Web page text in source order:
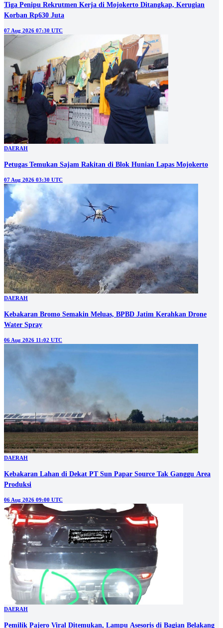
Tiga Penipu Rekrutmen Kerja di Mojokerto Ditangkap, Kerugian
Korban Rp630 Juta
07 Aug 2026 07:30 UTC
DAERAH
Petugas Temukan Sajam Rakitan di Blok Hunian Lapas Mojokerto
07 Aug 2026 03:30 UTC
DAERAH
Kebakaran Bromo Semakin Meluas, BPBD Jatim Kerahkan Drone
Water Spray
06 Aug 2026 11:02 UTC
DAERAH
Kebakaran Lahan di Dekat PT Sun Papar Source Tak Ganggu Area
Produksi
06 Aug 2026 09:00 UTC
DAERAH
Pemilik Pajero Viral Ditemukan, Lampu Asesoris di Bagian Belakang